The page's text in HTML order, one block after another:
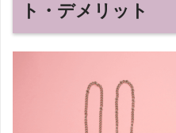
ト・デメリット